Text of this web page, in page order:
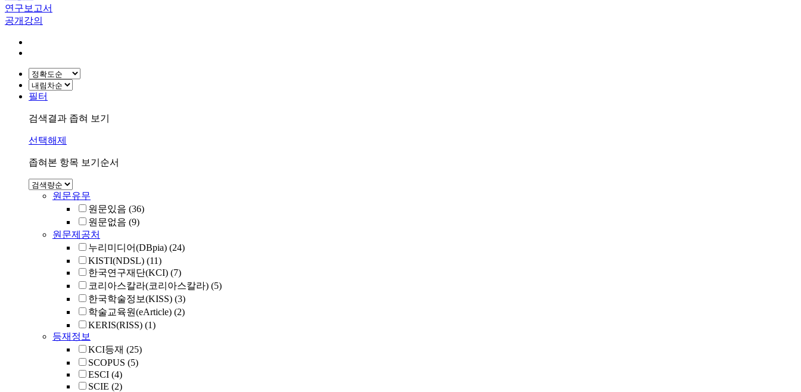
연구보고서
공개강의
필터
검색결과 좁혀 보기
선택해제
좁혀본 항목 보기순서
원문유무
원문있음 (36)
원문없음 (9)
원문제공처
누리미디어(DBpia) (24)
KISTI(NDSL) (11)
한국연구재단(KCI) (7)
코리아스칼라(코리아스칼라) (5)
한국학술정보(KISS) (3)
학술교육원(eArticle) (2)
KERIS(RISS) (1)
등재정보
KCI등재 (25)
SCOPUS (5)
ESCI (4)
SCIE (2)